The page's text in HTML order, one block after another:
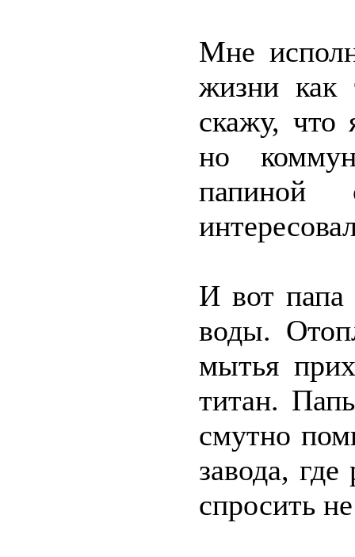
Мне
жизни как
скажу, что
но
И вот
воды.
мытья
титан.
смутно
завода,
спросить